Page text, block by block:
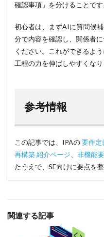
確認事項」を分けることです
初心者は、まずAIに質問候
分で内容を確認し、関係者
ください。これができるよ
工程の力を伸ばしやすくなり
参考情報
この記事では、IPAの要件定
再構築 紹介ページ
非機能
たうえで、SE向けに要点を
関連する記事